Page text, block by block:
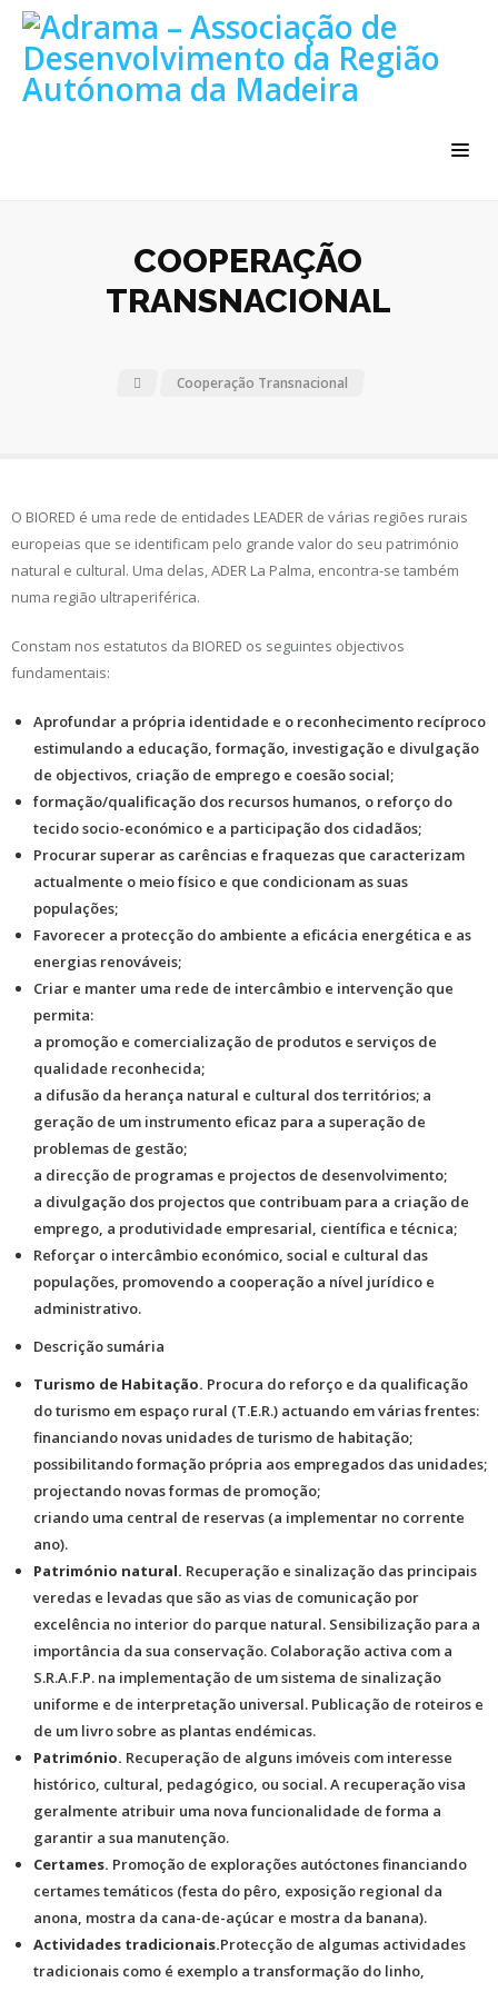
COOPERAÇÃO
TRANSNACIONAL
Cooperação Transnacional
O BIORED é uma rede de entidades LEADER de várias regiões rurais
europeias que se identificam pelo grande valor do seu património
natural e cultural. Uma delas, ADER La Palma, encontra-se também
numa região ultraperiférica.
Constam nos estatutos da BIORED os seguintes objectivos
fundamentais:
Aprofundar a própria identidade e o reconhecimento recíproco
estimulando a educação, formação, investigação e divulgação
de objectivos, criação de emprego e coesão social;
formação/qualificação dos recursos humanos, o reforço do
tecido socio-económico e a participação dos cidadãos;
Procurar superar as carências e fraquezas que caracterizam
actualmente o meio físico e que condicionam as suas
populações;
Favorecer a protecção do ambiente a eficácia energética e as
energias renováveis;
Criar e manter uma rede de intercâmbio e intervenção que
permita:
a promoção e comercialização de produtos e serviços de
qualidade reconhecida;
a difusão da herança natural e cultural dos territórios; a
geração de um instrumento eficaz para a superação de
problemas de gestão;
a direcção de programas e projectos de desenvolvimento;
a divulgação dos projectos que contribuam para a criação de
emprego, a produtividade empresarial, científica e técnica;
Reforçar o intercâmbio económico, social e cultural das
populações, promovendo a cooperação a nível jurídico e
administrativo.
Descrição sumária
Turismo de Habitação. Procura do reforço e da qualificação
do turismo em espaço rural (T.E.R.) actuando em várias frentes:
financiando novas unidades de turismo de habitação;
possibilitando formação própria aos empregados das unidades;
projectando novas formas de promoção;
criando uma central de reservas (a implementar no corrente
ano).
Património natural. Recuperação e sinalização das principais
veredas e levadas que são as vias de comunicação por
excelência no interior do parque natural. Sensibilização para a
importância da sua conservação. Colaboração activa com a
S.R.A.F.P. na implementação de um sistema de sinalização
uniforme e de interpretação universal. Publicação de roteiros e
de um livro sobre as plantas endémicas.
Património. Recuperação de alguns imóveis com interesse
histórico, cultural, pedagógico, ou social. A recuperação visa
geralmente atribuir uma nova funcionalidade de forma a
garantir a sua manutenção.
Certames. Promoção de explorações autóctones financiando
certames temáticos (festa do pêro, exposição regional da
anona, mostra da cana-de-açúcar e mostra da banana).
Actividades tradicionais.Protecção de algumas actividades
tradicionais como é exemplo a transformação do linho,